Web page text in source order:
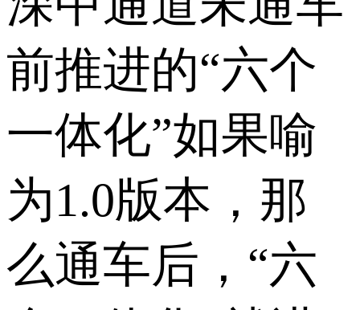
前推进的“六个
一体化”如果喻
为1.0版本，那
么通车后，“六